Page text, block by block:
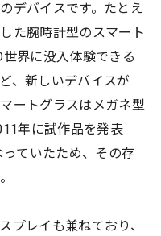
デバイスです。たとえ
た腕時計型のスマート
界に没入体験できる
、新しいデバイスが
ートグラスはメガネ型
年に試作品を発表
ていたため、その存
プレイも兼ねており、